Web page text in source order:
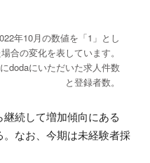
年10月の数値を「1」とし
合の変化を表しています。
dodaにいただいた求人件数
と登録者数。
続して増加傾向にある
なお、今期は未経験者採